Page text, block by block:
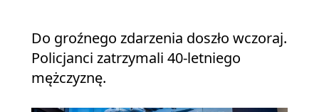
Do groźnego zdarzenia doszło wczoraj.
Policjanci zatrzymali 40-letniego
mężczyznę.